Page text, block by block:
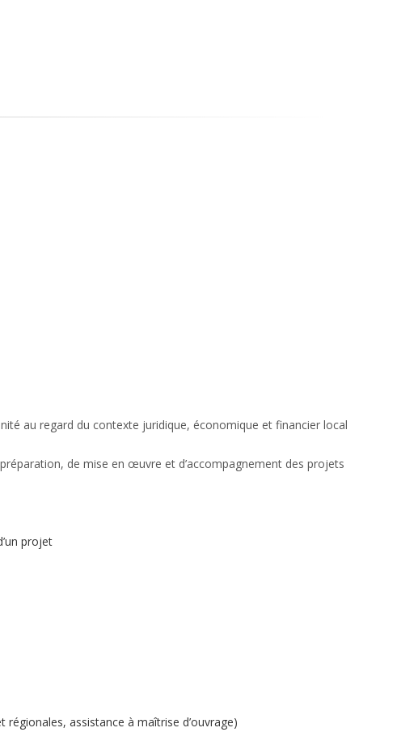
au regard du contexte juridique, économique et financier local
de mise en œuvre et d’accompagnement des projets
projet
assistance à maîtrise d’ouvrage)